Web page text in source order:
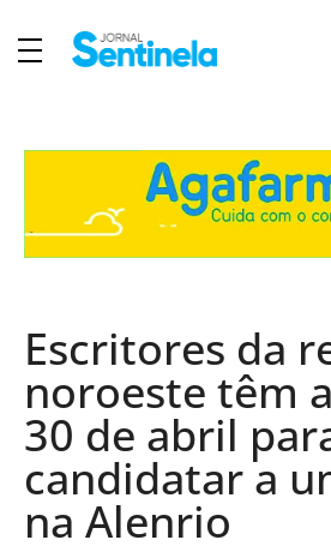
Escritores da
noroeste têm
30 de abril
candidatar a
na Alenrio